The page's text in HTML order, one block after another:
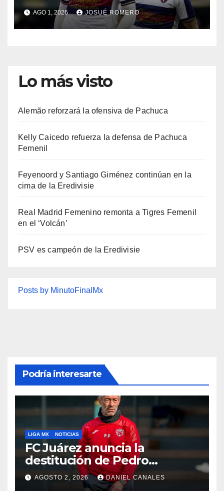
AGO 1, 2026 JOSUÉ ROMERO
Lo más visto
Alemão reforzará la ofensiva de Pachuca
Kelly Caicedo refuerza la defensa de Pachuca
Femenil
Feyenoord y Santiago Giménez continúan en la
cima de la Eredivisie
Real Madrid Femenino remonta a Tigres Femenil
en el ‘Volcán’
PSV es campeón de la Eredivisie
Posts by MinutoFinalMx
Podría interesarte
LIGA MX NOTICIAS
FC Juárez anuncia la
destitución de Pedro
Caixinha
AGOSTO 2, 2026 DANIEL CANALES